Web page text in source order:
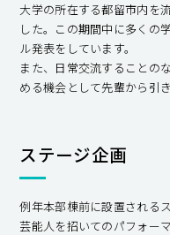
大学の所在する都留市内を
した。この期間中に多くの
ル発表をしています。
また、日常交流することの
める機会として先輩から引
ステージ企画
例年本部棟前に設置される
芸能人を招いてのパフォー